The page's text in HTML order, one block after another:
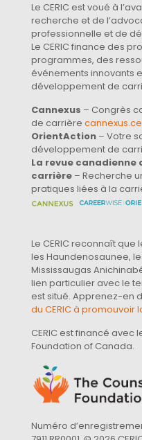
Le CERIC est voué à
recherche et de
professionnelle et de
Le CERIC finance des
programmes, des
événements innovants
développement de
Cannexus – Congrès
de carrière
OrientAction – Votre
développement de
La revue
carrière – Recherche
pratiques liées à la
Le CERIC reconnaît que
les Haundenosaunee,
Mississaugas
lien particulier avec le
est situé. Apprenez-en
du CERIC à promouvoir
CERIC est financé avec
Foundation of Canada.
Numéro